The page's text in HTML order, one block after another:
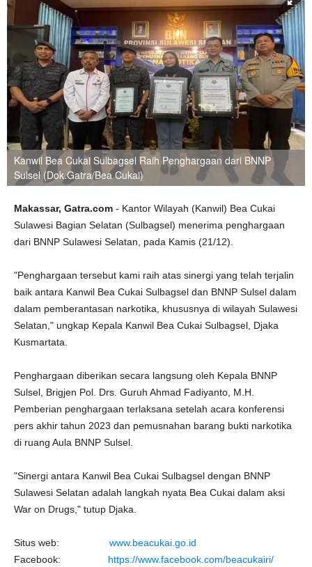
Kanwil Bea Cukai Sulbagsel Raih Penghargaan dari BNNP
Sulsel (Dok.Gatra/Bea Cukai)
Makassar, Gatra.com - Kantor Wilayah (Kanwil) Bea Cukai
Sulawesi Bagian Selatan (Sulbagsel) menerima penghargaan
dari BNNP Sulawesi Selatan, pada Kamis (21/12).
"Penghargaan tersebut kami raih atas sinergi yang telah terjalin
baik antara Kanwil Bea Cukai Sulbagsel dan BNNP Sulsel dalam
dalam pemberantasan narkotika, khususnya di wilayah Sulawesi
Selatan," ungkap Kepala Kanwil Bea Cukai Sulbagsel, Djaka
Kusmartata.
Penghargaan diberikan secara langsung oleh Kepala BNNP
Sulsel, Brigjen Pol. Drs. Guruh Ahmad Fadiyanto, M.H.
Pemberian penghargaan terlaksana setelah acara konferensi
pers akhir tahun 2023 dan pemusnahan barang bukti narkotika
di ruang Aula BNNP Sulsel.
"Sinergi antara Kanwil Bea Cukai Sulbagsel dengan BNNP
Sulawesi Selatan adalah langkah nyata Bea Cukai dalam aksi
War on Drugs," tutup Djaka.
Situs web: www.beacukai.go.id
Facebook: https://www.facebook.com/beacukairi/